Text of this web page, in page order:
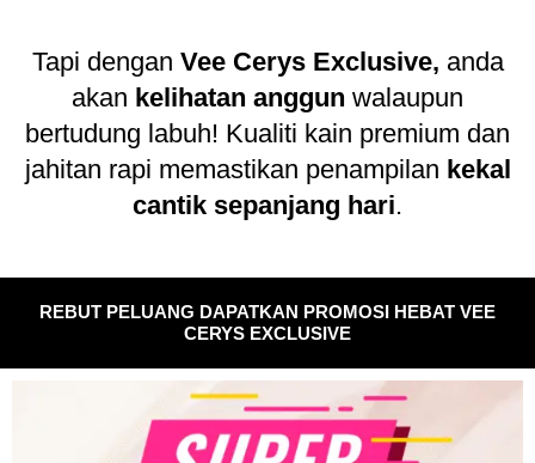
Tapi dengan Vee CerysExclusive, anda
akan kelihatan anggun walaupun
bertudung labuh! Kualiti kain premium dan
jahitan rapi memastikan penampilan kekal
cantik sepanjang hari.
REBUT PELUANG DAPATKAN PROMOSI HEBAT VEE
CERYS EXCLUSIVE